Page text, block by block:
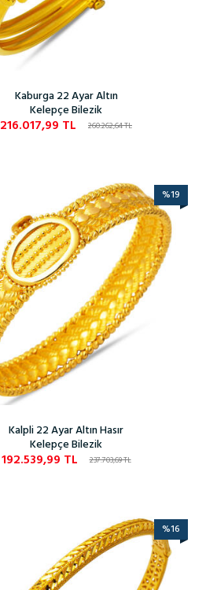
Kaburga 22 Ayar Altın
Kelepçe Bilezik
260.262,64TL
216.017,99 TL
%19
Kalpli 22 Ayar Altın Hasır
Kelepçe Bilezik
237.703,69TL
192.539,99 TL
%16